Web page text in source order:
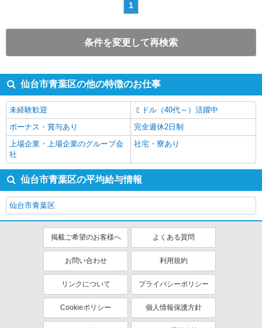
1
条件を変更して再検索
仙台市青葉区の他の特徴のお仕事
未経験歓迎
ミドル（40代～）活躍中
ボーナス・賞与あり
完全週休2日制
上場企業・上場企業のグループ会
社
社宅・寮あり
仙台市青葉区の平均給与情報
仙台市青葉区
掲載ご希望のお客様へ よくある質問
お問い合わせ 利用規約
リンクについて プライバシーポリシー
Cookieポリシー 個人情報保護方針